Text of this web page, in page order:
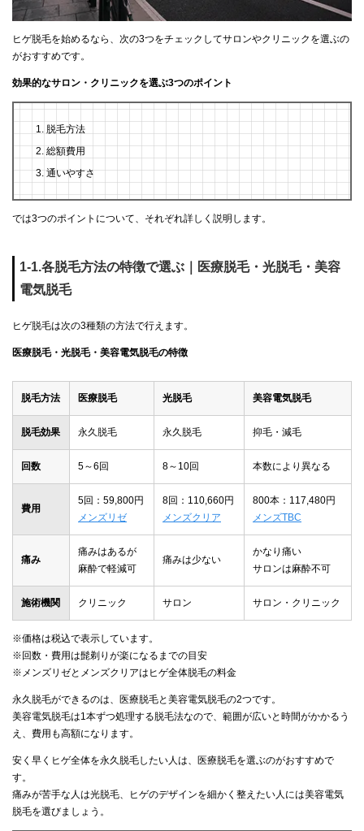
ヒゲ脱毛を始めるなら、次の3つをチェックしてサロンやクリニックを選ぶの
がおすすめです。
効果的なサロン・クリニックを選ぶ3つのポイント
脱毛方法
総額費用
通いやすさ
では3つのポイントについて、それぞれ詳しく説明します。
1-1.各脱毛方法の特徴で選ぶ｜医療脱毛・光脱毛・美容
電気脱毛
ヒゲ脱毛は次の3種類の方法で行えます。
医療脱毛・光脱毛・美容電気脱毛の特徴
脱毛方法 医療脱毛 光脱毛 美容電気脱毛
脱毛効果 永久脱毛 永久脱毛 抑毛・減毛
回数 5～6回 8～10回 本数により異なる
費用
5回：59,800円
メンズリゼ
8回：110,660円
メンズクリア
800本：117,480円
メンズTBC
痛み
痛みはあるが
麻酔で軽減可
痛みは少ない
かなり痛い
サロンは麻酔不可
施術機関 クリニック サロン サロン・クリニック
※価格は税込で表示しています。
※回数・費用は髭剃りが楽になるまでの目安
※メンズリゼとメンズクリアはヒゲ全体脱毛の料金
永久脱毛ができるのは、医療脱毛と美容電気脱毛の2つです。
美容電気脱毛は1本ずつ処理する脱毛法なので、範囲が広いと時間がかかるう
え、費用も高額になります。
安く早くヒゲ全体を永久脱毛したい人は、医療脱毛を選ぶのがおすすめで
す。
痛みが苦手な人は光脱毛、ヒゲのデザインを細かく整えたい人には美容電気
脱毛を選びましょう。